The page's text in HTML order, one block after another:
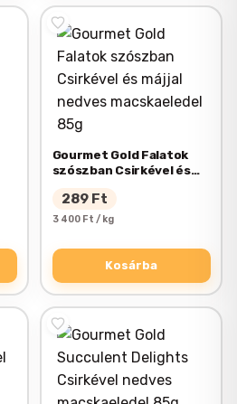
Gourmet Gold Falatok
szószban Csirkével és
májjal nedves
macskaeledel 85g
289 Ft
3 400 Ft / kg
Kosárba